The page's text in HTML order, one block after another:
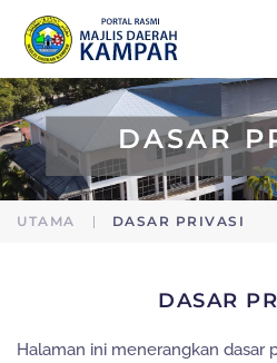
Skip to main content
DASAR
UTAMA DASAR PRIVASI
DASAR
Halaman ini menerangkan dasar